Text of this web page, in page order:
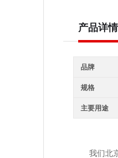
产品详情
品牌
规格
主要用途
我们北